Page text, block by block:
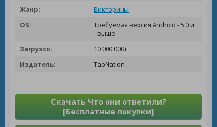
Жанр:
Викторины
OS:
Требуемая версия Android - 5.0 и
выше
Загрузок:
10 000 000+
Издатель:
TapNation
Скачать Что они ответили?
[Бесплатные покупки]